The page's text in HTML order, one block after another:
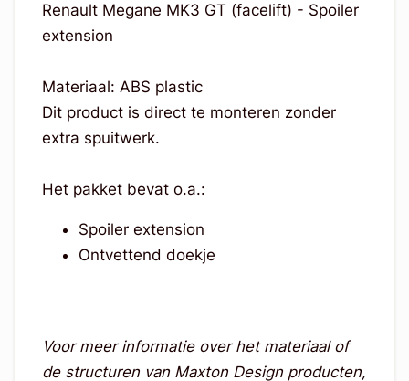
Renault Megane MK3 GT (facelift) - Spoiler
extension
Materiaal: ABS plastic
Dit product is direct te monteren zonder
extra spuitwerk.
Het pakket bevat o.a.:
Spoiler extension
Ontvettend doekje
Voor meer informatie over het materiaal of
de structuren van Maxton Design producten,